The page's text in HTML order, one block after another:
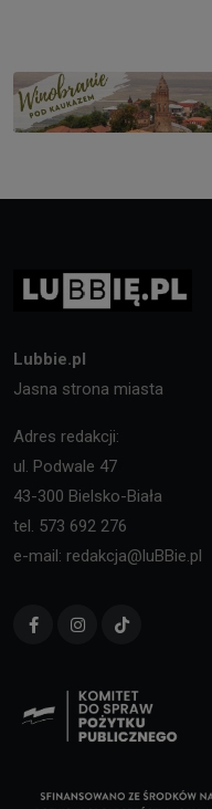
Lubbie.pl
Jasna strona miasta
Adres redakcji:
ul. Podwale 47
43-300 Bielsko-Biała
tel. 573 692 276
e-mail: redakcja@luBBie.pl